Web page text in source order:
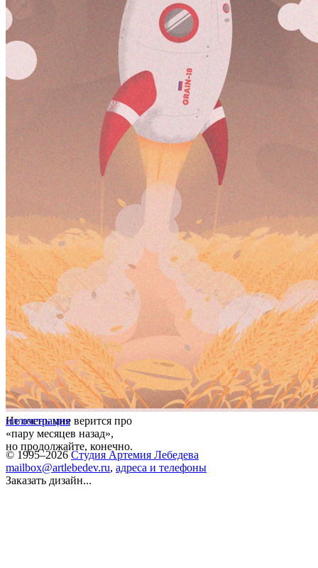
Не очень мне верится про
«пару месяцев назад»,
но продолжайте, конечно.
иллюстрация
© 1995–2026 Студия Артемия Лебедева
mailbox@artlebedev.ru, адреса и телефоны
Заказать дизайн...